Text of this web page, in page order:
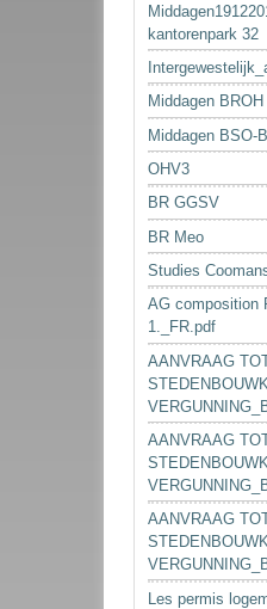
kantorenpark 32
Middagen
Middagen BSO-
OHV3
BR GGSV
BR Meo
Studies
AG composition
1._FR.pdf
AANVRAAG
AANVRAAG
AANVRAAG
Les permis